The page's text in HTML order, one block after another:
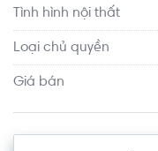
Tình hình nội thất
Loại chủ quyền
Giá bán